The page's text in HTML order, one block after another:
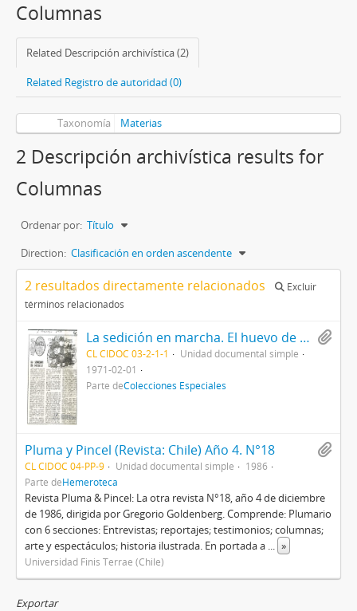
Columnas
Related Descripción archivística (2)
Related Registro de autoridad (0)
Taxonomía Materias
2 Descripción archivística results for
Columnas
Ordenar por: Título
Direction: Clasificación en orden ascendente
2 resultados directamente relacionados
Excluir
términos relacionados
La sedición en marcha. El huevo de oro
CL CIDOC 03-2-1-1
Unidad documental simple
1971-02-01
Parte deColecciones Especiales
Pluma y Pincel (Revista: Chile) Año 4. N°18
CL CIDOC 04-PP-9 Unidad documental simple
1986
Parte deHemeroteca
Revista Pluma & Pincel: La otra revista N°18, año 4 de diciembre
de 1986, dirigida por Gregorio Goldenberg. Comprende: Plumario
con 6 secciones: Entrevistas; reportajes; testimonios; columnas;
arte y espectáculos; historia ilustrada. En portada a ... »
Universidad Finis Terrae (Chile)
Exportar